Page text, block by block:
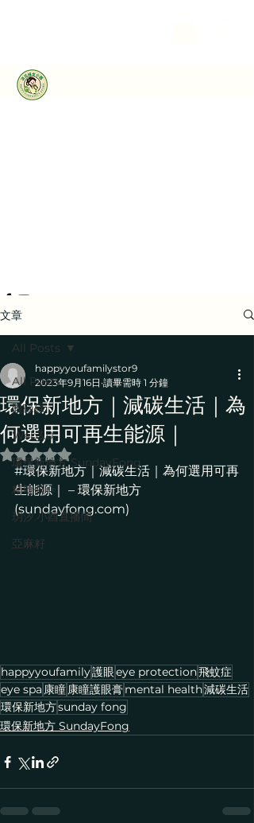
文章
All Posts
眼碌碌
Web3.0
環保新地方 SundayFong
精明眼👀
玥汐.小酉直播間
亞麻籽
All Posts
環保新地方｜減碳生活｜為
何選用可再生能源｜
happyyoufamilystor9
2023年9月16日 讀畢需時 1 分鐘
評等為 NaN（最高為 5 顆星）。
#環保新地方｜減碳生活｜為何選用可再
生能源｜ – 環保新地方
(sundayfong.com)
happyyoufamily護眼eye protection飛蚊症
eye spa 康瞳康瞳護眼膏mental health減碳生活
環保新地方sunday fong
環保新地方 SundayFong